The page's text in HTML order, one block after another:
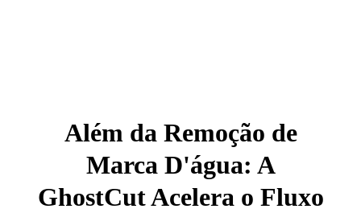
Além da Remoção de
Marca D'água: A
GhostCut Acelera o Fluxo